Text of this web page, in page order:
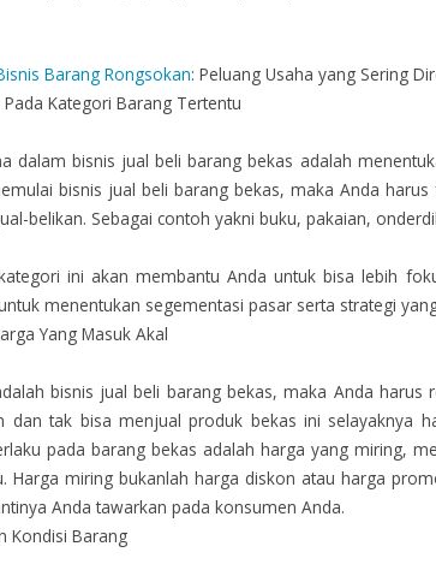
Barang Rongsokan: Peluang Usaha yang Sering
Pada Kategori Barang Tertentu
dalam bisnis jual beli barang bekas adalah
bisnis jual beli barang bekas, maka Anda
belikan. Sebagai contoh yakni buku, pakaian,
ini akan membantu Anda untuk bisa lebih
menentukan segementasi pasar serta strategi
Yang Masuk Akal
bisnis jual beli barang bekas, maka Anda harus
dan tak bisa menjual produk bekas ini selayaknya
pada barang bekas adalah harga yang miring,
Harga miring bukanlah harga diskon atau harga
Anda tawarkan pada konsumen Anda.
Kondisi Barang